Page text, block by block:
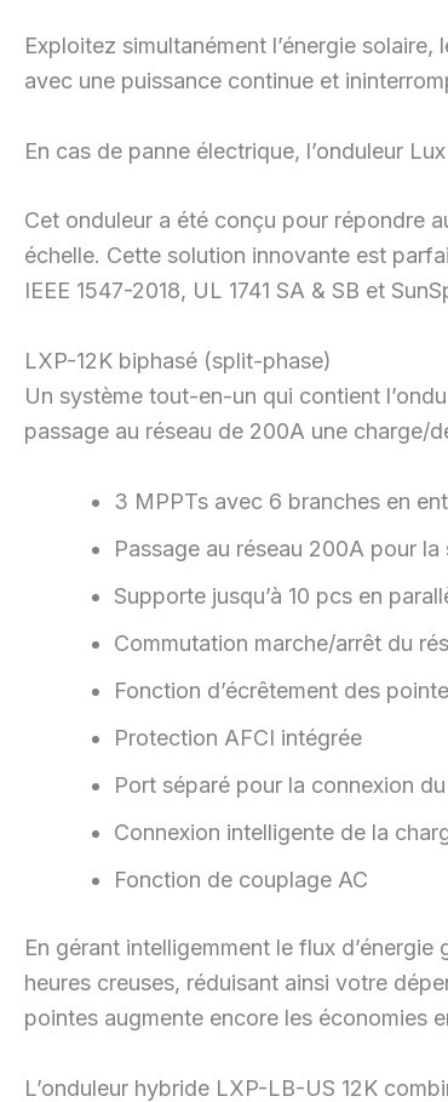
Exploitez simultanément l’énergie
avec une puissance continue et
En cas de panne électrique, l’onduleur
Cet onduleur a été conçu pour répondre
échelle. Cette solution innovante est
IEEE 1547-2018, UL 1741 SA & SB et
LXP-12K biphasé (split-phase)
Un système tout-en-un qui contient
passage au réseau de 200A une charge/
3 MPPTs avec 6 branches en
Passage au réseau 200A pour
Supporte jusqu’à 10 pcs en
Commutation marche/arrêt du
Fonction d’écrêtement des
Protection AFCI intégrée
Port séparé pour la connexion
Connexion intelligente de la
Fonction de couplage AC
En gérant intelligemment le flux
heures creuses, réduisant ainsi votre
pointes augmente encore les économies
L’onduleur hybride LXP-LB-US 12K